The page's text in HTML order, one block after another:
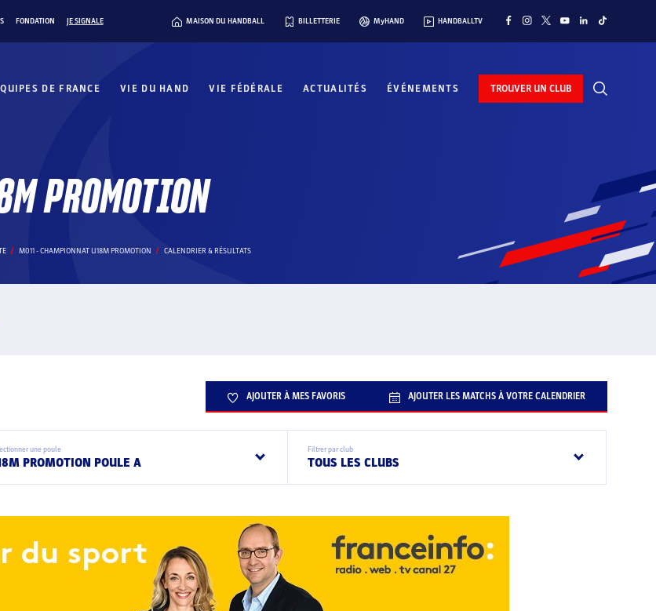
FONDATION JE SIGNALE MAISON DU HANDBALL BILLETTERIE MyHAND HANDBALLTV
DE FRANCE VIE DU HAND VIE FÉDÉRALE ACTUALITÉS ÉVÉNEMENTS TROUVER UN CLUB
PROMOTION
M011 - CHAMPIONNAT U18M PROMOTION CALENDRIER & RÉSULTATS
AJOUTER À MES FAVORIS AJOUTER LES MATCHS À VOTRE CALENDRIER
une poule
PROMOTION POULE A
Filtrer par club
TOUS LES CLUBS